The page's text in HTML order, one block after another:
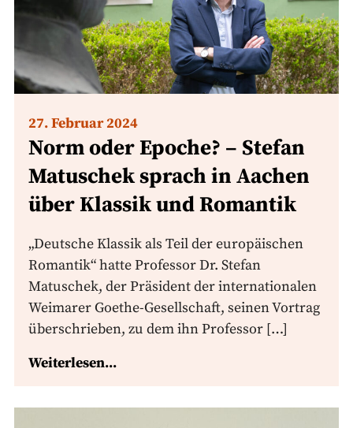
27. Februar 2024
Norm oder Epoche? – Stefan
Matuschek sprach in Aachen
über Klassik und Romantik
„Deutsche Klassik als Teil der europäischen
Romantik“ hatte Professor Dr. Stefan
Matuschek, der Präsident der internationalen
Weimarer Goethe-Gesellschaft, seinen Vortrag
überschrieben, zu dem ihn Professor […]
Weiterlesen...